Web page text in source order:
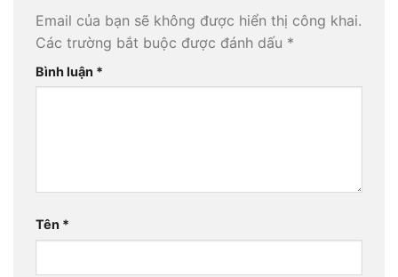
Email của bạn sẽ không được hiển thị công khai.
Các trường bắt buộc được đánh dấu *
Bình luận *
Tên *